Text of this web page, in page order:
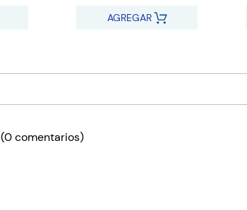
AGREGAR
(0 comentarios)